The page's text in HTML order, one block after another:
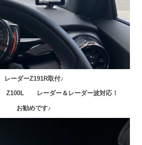
レーダーZ191R取付♪
Z100L レーダー＆レーダー波対応！
お勧めです♪